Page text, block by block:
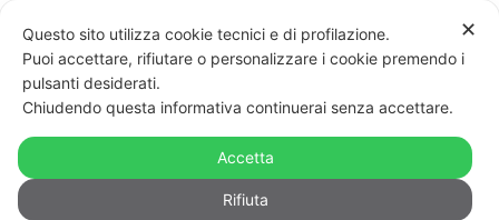
Patrick Zaky resta in prigione:
rinviata al 21 novembre l’udienza per
discutere l’arresto
✕
Questo sito utilizza cookie tecnici e di profilazione.
Puoi accettare, rifiutare o personalizzare i cookie premendo i
pulsanti desiderati.
Chiudendo questa informativa continuerai senza accettare.
Accetta
Rifiuta